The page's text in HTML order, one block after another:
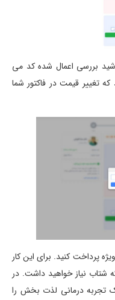
بررسی اعمال شده کد می
تغییر قیمت در فاکتور شما
پرداخت کنید. برای این کار
شتاب نیاز خواهید داشت. در
یک تجربه درمانی لذت بخش را